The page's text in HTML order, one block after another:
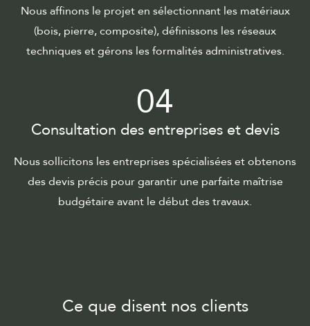
Nous affinons le projet en sélectionnant les matériaux
(bois, pierre, composite), définissons les réseaux
techniques et gérons les formalités administratives.
04
Consultation des entreprises et devis
Nous sollicitons les entreprises spécialisées et obtenons
des devis précis pour garantir une parfaite maîtrise
budgétaire avant le début des travaux.
Ce que disent nos clients